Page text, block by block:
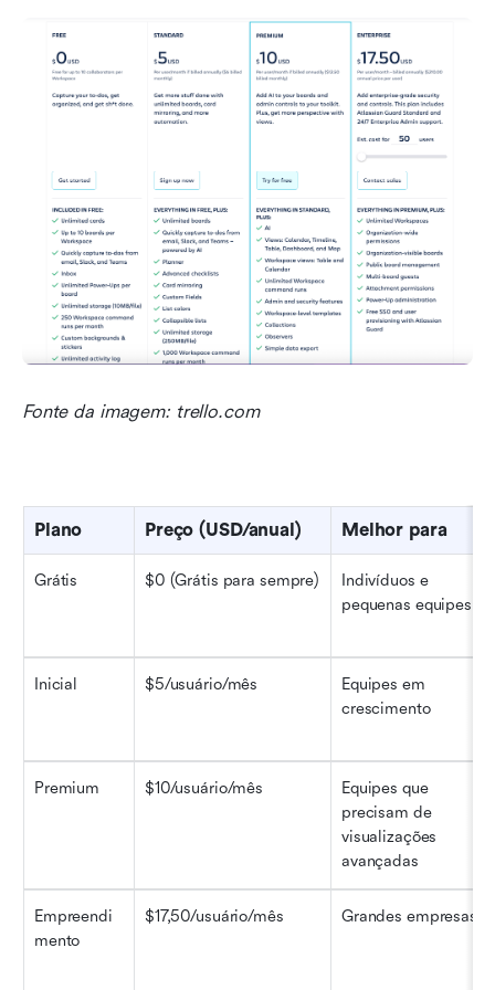
Fonte da imagem: trello.com
Plano Preço (USD/anual) Melhor para
Grátis $0 (Grátis para sempre)
Indivíduos e
pequenas equipes
Inicial $5/usuário/mês
Equipes em
crescimento
Premium $10/usuário/mês
Equipes que
precisam de
visualizações
avançadas
Empreendi
mento
$17,50/usuário/mês Grandes empresas